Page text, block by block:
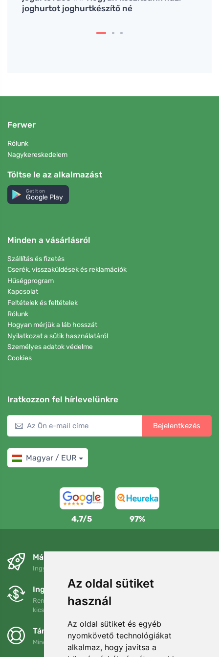
Az oldal sütiket
használ
Az oldal sütiket és egyéb
nyomkövető technológiákat
alkalmaz, hogy javítsa a
joghurtot joghurtkészítő né
Ferwer
Rólunk
Nagykereskedelem
Töltse le az alkalmazást
Get it on
Google Play
Minden a vásárlásról
Szállítás és fizetés
Cserék, visszaküldések és reklamációk
Hűségprogram
Kapcsolat
Feltételek és feltételek
Rólunk
Hogyan mérjük a láb hosszát
Nyilatkozat a sütik használatáról
Személyes adatok védelme
Cookies
Iratkozzon fel hírlevelünkre
Bejelentkezés
Magyar / EUR
4,7/5 97%
Másnapra és ingyenesen
Ingyenes szállítás a következő összeg felett: 80 EUR
Ingyenes csere és visszaküldés
Rendelését 90 napon belül bármikor visszaküldheti vagy
kicserélheti.
Támogatjuk a Trees.org-ot
Minden megrendelésért ültetünk egy fát! Bővebben